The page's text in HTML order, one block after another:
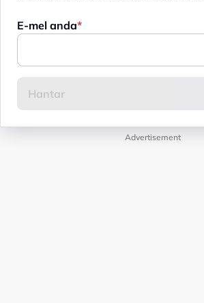
E-mel anda
Advertisement